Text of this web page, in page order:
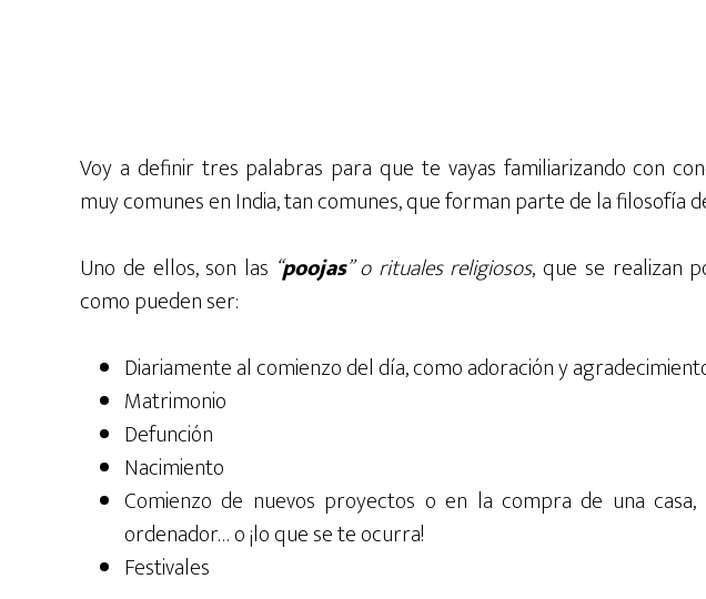
Voy a definir tres palabras para que te vayas familiarizando con
muy comunes en India, tan comunes, que forman parte de la filosofía
Uno de ellos, son las “poojas” o rituales religiosos, que se realizan
como pueden ser:
Diariamente al comienzo del día, como adoración y
Matrimonio
Defunción
Nacimiento
Comienzo de nuevos proyectos o en la compra de una
ordenador… o ¡lo que se te ocurra!
Festivales